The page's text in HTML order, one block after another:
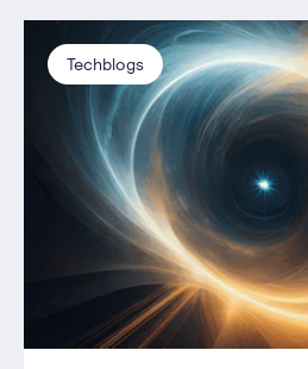
Techblogs